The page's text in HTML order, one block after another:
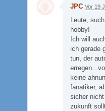
JPC Vor 19
Leute,
hobby!
Ich will
ich gerade
tun, der
keine
fanatiker,
sicher
zukunft